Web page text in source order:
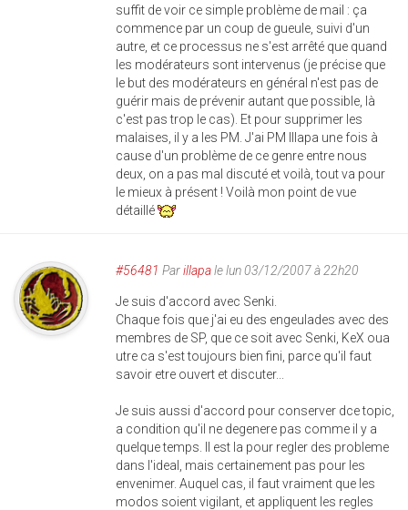
suffit de voir ce simple problème de mail : ça
commence par un coup de gueule, suivi d'un
autre, et ce processus ne s'est arrêté que quand
les modérateurs sont intervenus (je précise que
le but des modérateurs en général n'est pas de
guérir mais de prévenir autant que possible, là
c'est pas trop le cas). Et pour supprimer les
malaises, il y a les PM. J'ai PM Illapa une fois à
cause d'un problème de ce genre entre nous
deux, on a pas mal discuté et voilà, tout va pour
le mieux à présent ! Voilà mon point de vue
détaillé
#56481 Parillapale lun 03/12/2007 à 22h20
Je suis d'accord avec Senki.
Chaque fois que j'ai eu des engeulades avec des
membres de SP, que ce soit avec Senki, KeX oua
utre ca s'est toujours bien fini, parce qu'il faut
savoir etre ouvert et discuter...
Je suis aussi d'accord pour conserver dce topic,
a condition qu'il ne degenere pas comme il y a
quelque temps. Il est la pour regler des probleme
dans l'ideal, mais certainement pas pour les
envenimer. Auquel cas, il faut vraiment que les
modos soient vigilant, et appliquent les regles